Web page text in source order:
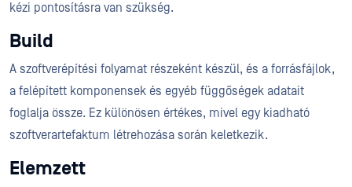
kézi pontosításra van szükség.
Build
A szoftverépítési folyamat részeként készül, és a forrásfájlok,
a felépített komponensek és egyéb függőségek adatait
foglalja össze. Ez különösen értékes, mivel egy kiadható
szoftverartefaktum létrehozása során keletkezik.
Elemzett